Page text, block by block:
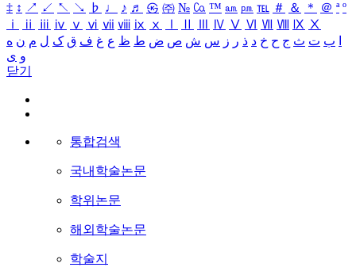
‡ ↕ ↗ ↙ ↖ ↘ ♭ ♩ ♪ ♬ ㉿ ㈜ № ㏇ ™ ㏂ ㏘ ℡ ＃ ＆ ＊ ＠ ª º
ⅰ
ⅱ ⅲ ⅳ ⅴ ⅵ ⅶ ⅷ ⅸ ⅹ Ⅳ Ⅴ Ⅵ Ⅶ Ⅷ Ⅸ Ⅹ
ب ت ث ج ح خ د ذ ر ز س ش ص ض ط ظ ع غ ف ق ک ل م ن ه
و ی
닫기
통합검색
국내학술논문
학위논문
해외학술논문
학술지